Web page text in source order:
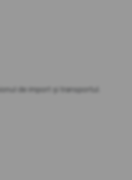
de import și transportul.